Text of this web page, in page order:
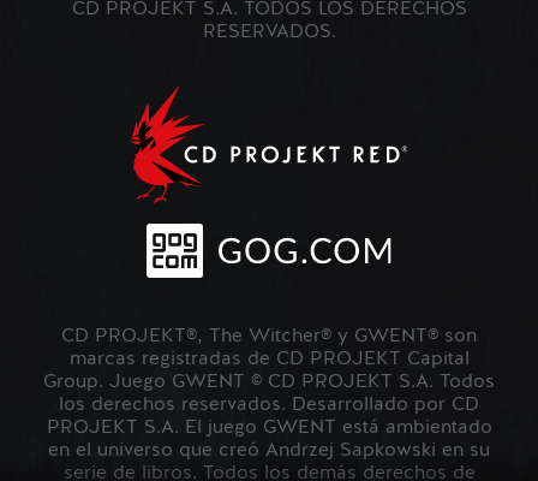
CD PROJEKT S.A. TODOS LOS DERECHOS
RESERVADOS.
CD PROJEKT®, The Witcher® y GWENT® son
marcas registradas de CD PROJEKT Capital
Group. Juego GWENT © CD PROJEKT S.A. Todos
los derechos reservados. Desarrollado por CD
PROJEKT S.A. El juego GWENT está ambientado
en el universo que creó Andrzej Sapkowski en su
serie de libros. Todos los demás derechos de